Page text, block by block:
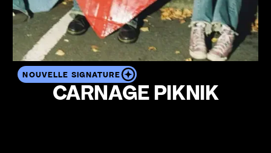
NOUVELLE SIGNATURE
CARNAGE PIKNIK